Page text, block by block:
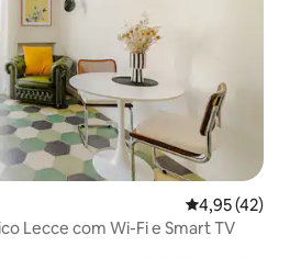
4,95 de uma
4,95 (42)
Lecce com Wi-Fi e Smart TV